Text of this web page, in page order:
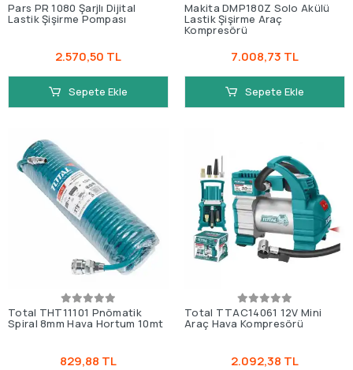
Pars PR 1080 Şarjlı Dijital
Lastik Şişirme Pompası
2.570,50 TL
Sepete Ekle
Makita DMP180Z Solo Akülü
Lastik Şişirme Araç
Kompresörü
7.008,73 TL
Sepete Ekle
Total THT11101 Pnömatik
Spiral 8mm Hava Hortum 10mt
829,88 TL
Total TTAC14061 12V Mini
Araç Hava Kompresörü
2.092,38 TL